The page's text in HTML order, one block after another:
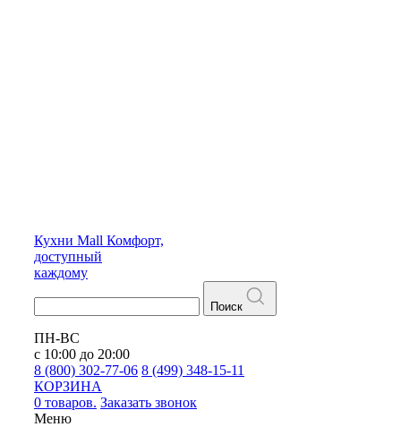
Кухни Mall Комфорт,
доступный
каждому
Поиск
ПН-ВС
с 10:00 до 20:00
8 (800) 302-77-06 8 (499) 348-15-11
КОРЗИНА
0 товаров. Заказать звонок
Меню